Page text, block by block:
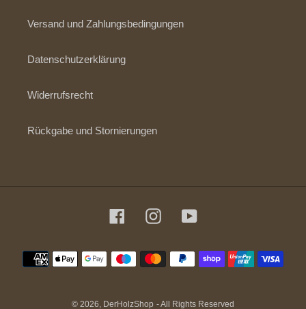
Versand und Zahlungsbedingungen
Datenschutzerklärung
Widerrufsrecht
Rückgabe und Stornierungen
FacebookInstagramYouTube
Zahlungsmethoden
© 2026, DerHolzShop - All Rights Reserved